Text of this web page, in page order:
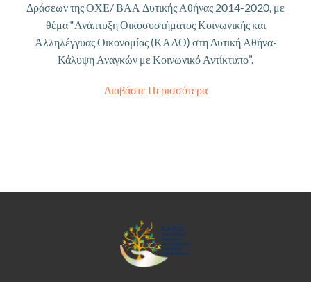
Δράσεων της ΟΧΕ/ ΒΑΑ Δυτικής Αθήνας 2014-2020, με
θέμα “Ανάπτυξη Οικοσυστήματος Κοινωνικής και
Αλληλέγγυας Οικονομίας (ΚΑΛΟ) στη Δυτική Αθήνα-
Κάλυψη Αναγκών με Κοινωνικό Αντίκτυπο”.
Διαβάστε Περισσότερα